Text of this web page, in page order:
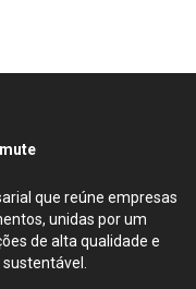
que reúne empresas
unidas por um
de alta qualidade e